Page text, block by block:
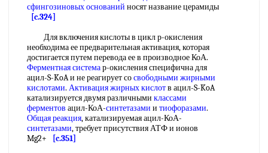
сфингозиновых оснований носят название церамиды
[c.324]
Для включения кислоты в цикл р-окисления
необходима ее предварительная активация, которая
достигается путем перевода ее в производное КоА.
Ферментная системар-окисления специфична для
ацил-S-KoA и не реагирует сосвободными жирными
кислотами. Активация жирных кислотв ацил-S-KoA
катализируется двумя различными классами
ферментов ацил-КоА-синтетазами и тиофоразами.
Общая реакция, катализируемая ацил-КоА-
синтетазами, требует присутствия АТФ и ионов
Mg2+
[c.351]